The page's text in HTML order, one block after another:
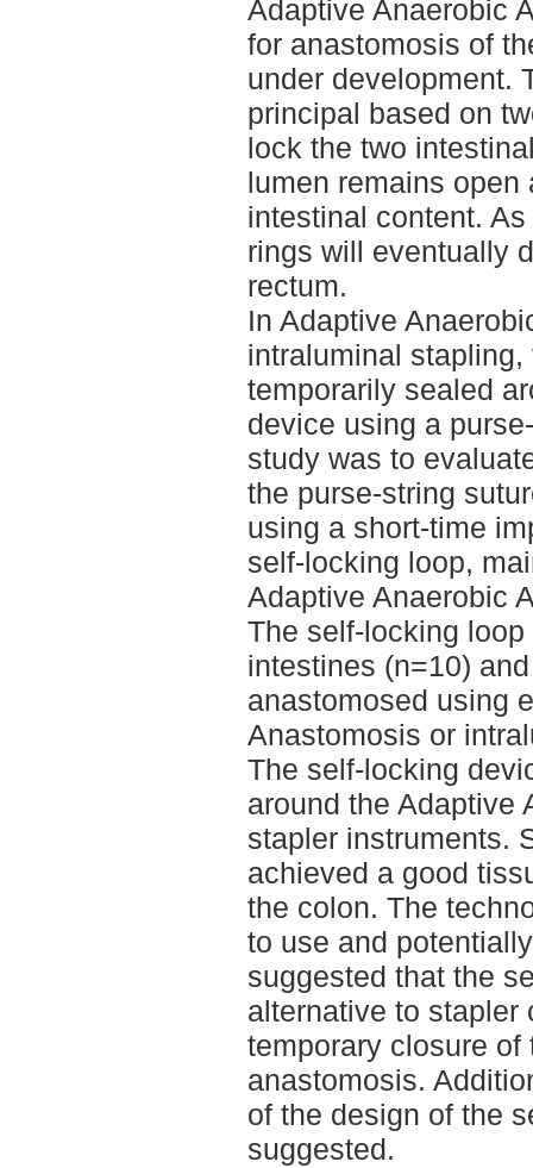
Adaptive Anaerobic
for anastomosis of
under development.
principal based on
lock the two
lumen remains
intestinal content.
rings will eventually
rectum.
In Adaptive
intraluminal
temporarily sealed
device using a
study was to
the purse-string
using a short-time
self-locking loop,
Adaptive Anaerobic
The self-locking
intestines (n=10)
anastomosed using
Anastomosis or
The self-locking
around the Adaptive
stapler instruments.
achieved a good
the colon. The
to use and
suggested that the
alternative to stapler
temporary closure
anastomosis.
of the design of the
suggested.